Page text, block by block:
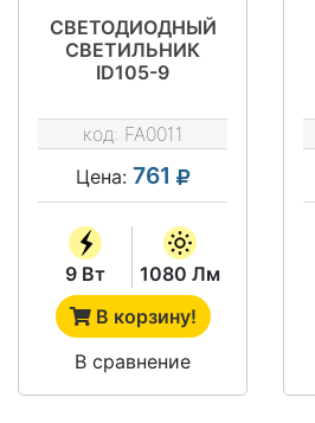
СВЕТОДИОДНЫЙ
СВЕТИЛЬНИК
ID105-9
код: FA0011
Цена: 761
9 Вт
1080 Лм
В корзину!
В сравнение